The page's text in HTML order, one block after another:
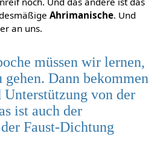
Ahrimanische. Und
an uns.
müssen wir lernen,
gehen. Dann bekommen
von der
ist auch der
Faust-Dichtung